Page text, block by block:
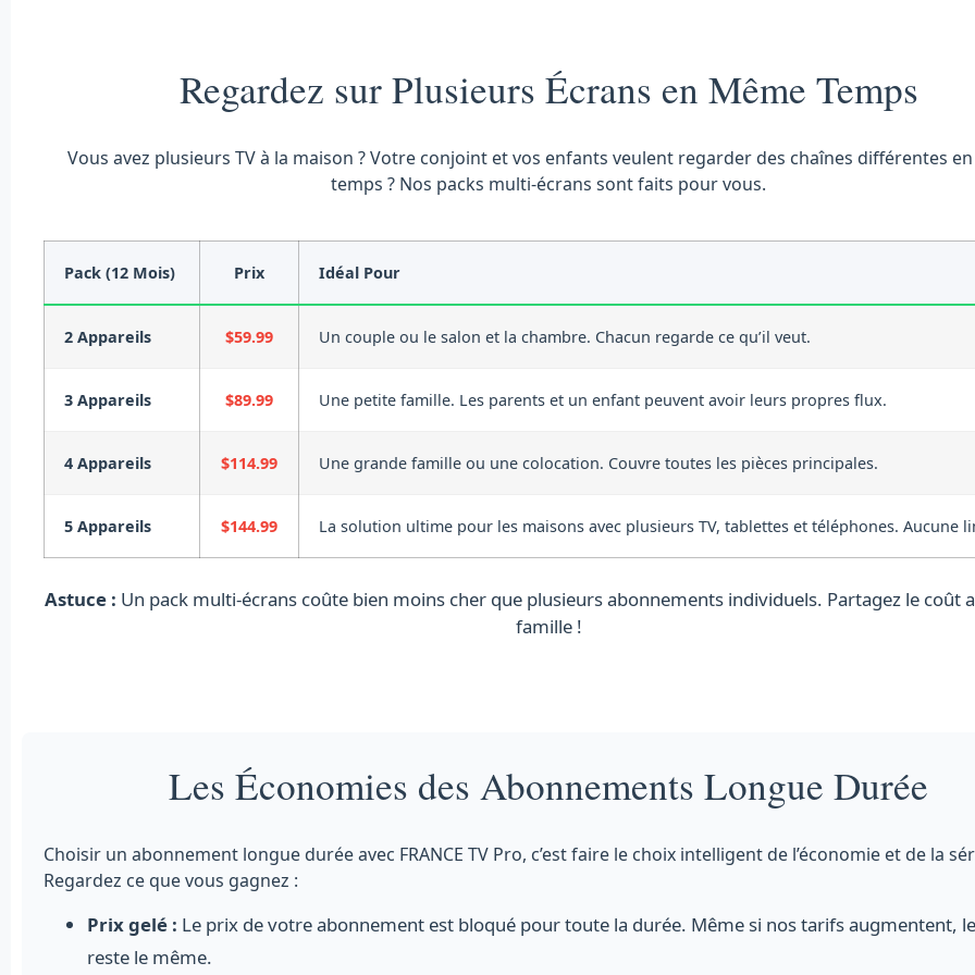
Regardez sur Plusieurs Écrans en Même Temps
Vous avez plusieurs TV à la maison ? Votre conjoint et vos enfants veulent regarder des chaînes différentes
temps ? Nos packs multi-écrans sont faits pour vous.
Pack (12 Mois) Prix Idéal Pour
2 Appareils $59.99 Un couple ou le salon et la chambre. Chacun regarde ce qu’il veut.
3 Appareils $89.99 Une petite famille. Les parents et un enfant peuvent avoir leurs propres flux.
4 Appareils $114.99 Une grande famille ou une colocation. Couvre toutes les pièces principales.
5 Appareils $144.99 La solution ultime pour les maisons avec plusieurs TV, tablettes et téléphones. Aucune
Astuce : Un pack multi-écrans coûte bien moins cher que plusieurs abonnements individuels. Partagez le coût
famille !
Les Économies des Abonnements Longue Durée
Choisir un abonnement longue durée avec FRANCE TV Pro, c’est faire le choix intelligent de l’économie et de la
Regardez ce que vous gagnez :
Prix gelé : Le prix de votre abonnement est bloqué pour toute la durée. Même si nos tarifs augmentent,
reste le même.